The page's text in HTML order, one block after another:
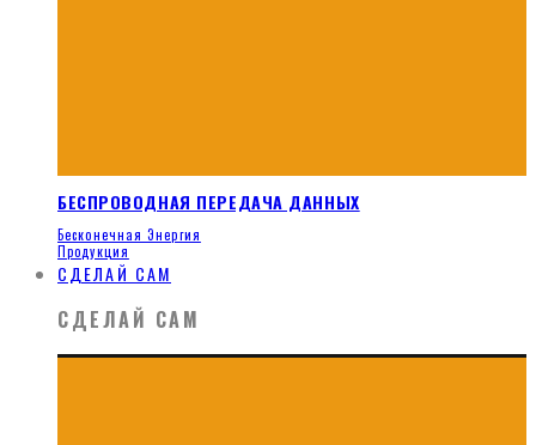
БЕСПРОВОДНАЯ ПЕРЕДАЧА ДАННЫХ
Бесконечная Энергия
Продукция
СДЕЛАЙ САМ
СДЕЛАЙ САМ